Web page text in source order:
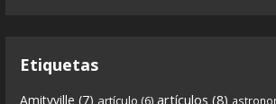
Etiquetas
Amityville (7) artículo (6) artículos (8)